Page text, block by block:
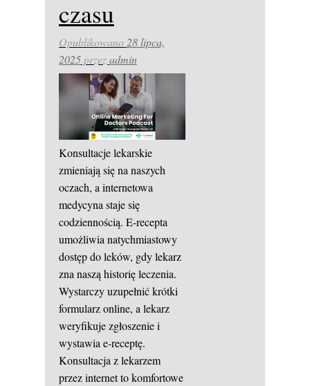
czasu
Opublikowano28 lipca,
2025przezadmin
Konsultacje lekarskie
zmieniają się na naszych
oczach, a internetowa
medycyna staje się
codziennością. E-recepta
umożliwia natychmiastowy
dostęp do leków, gdy lekarz
zna naszą historię leczenia.
Wystarczy uzupełnić krótki
formularz online, a lekarz
weryfikuje zgłoszenie i
wystawia e-receptę.
Konsultacja z lekarzem
przez internet to komfortowe